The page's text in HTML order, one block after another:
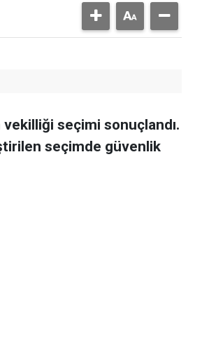
seçimi sonuçlandı.
seçimde güvenlik